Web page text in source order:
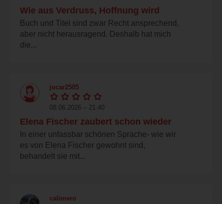
Wie aus Verdruss, Hoffnung wird
Buch und Titel sind zwar Recht ansprechend,
aber nicht herausragend. Deshalb hat mich
die...
jocar2505
08.06.2026 – 21:40
Elena Fischer zaubert schon wieder
In einer unfassbar schönen Sprache- wie wir
es von Elena Fischer gewohnt sind,
behandelt sie mit...
calimero